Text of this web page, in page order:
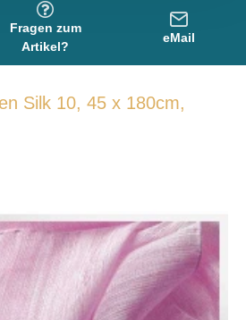
Fragen zum
Artikel?
eMail
Silk 10, 45 x 180cm,